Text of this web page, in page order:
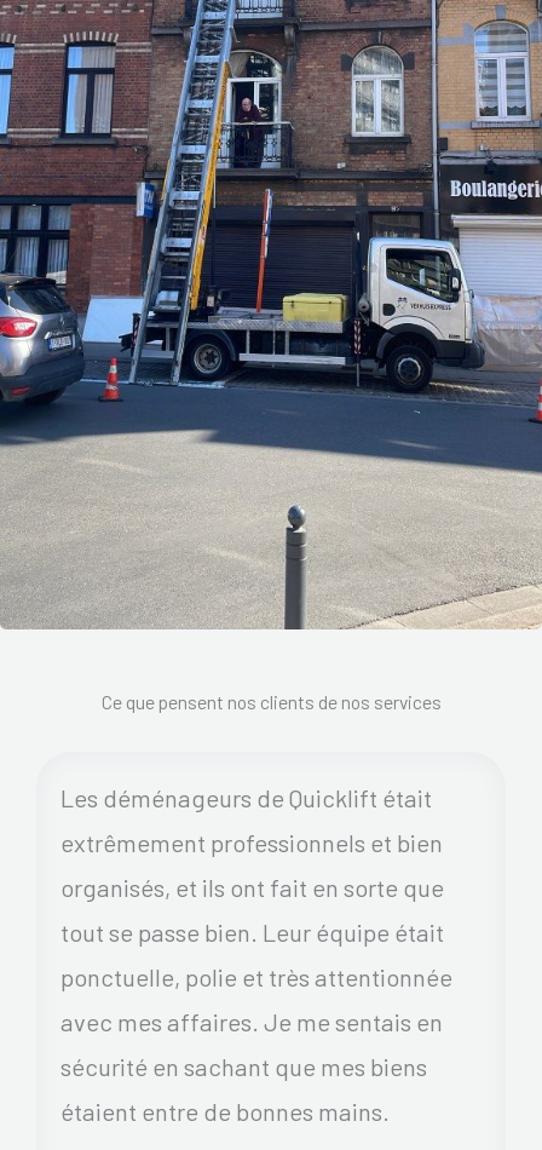
Ce que pensent nos clients de nos services
Les déménageurs de Quicklift était
extrêmement professionnels et bien
organisés, et ils ont fait en sorte que
tout se passe bien. Leur équipe était
ponctuelle, polie et très attentionnée
avec mes affaires. Je me sentais en
sécurité en sachant que mes biens
étaient entre de bonnes mains.